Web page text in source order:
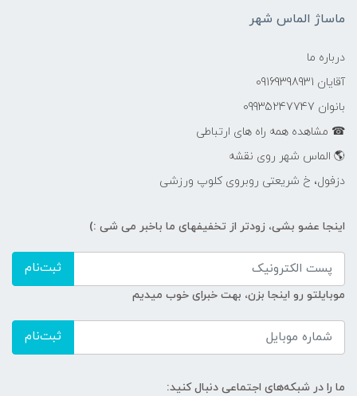
ماساژ الماس شهر
درباره ما
آقایان 09169398931
بانوان 09935247747
☎ مشاهده همه راه های ارتباطی
🌎 الماس شهر روی نقشه
دزفول، خ شریعتی روبروی کلوپ ورزشی
اینجا عضو بشی، زودتر از تخفیفهای ما باخبر می شی :)
ثبت‌نام
موبایلتو رو اینجا بزن، بهت خبرای خوب میدیم
ثبت‌نام
ما را در شبکه‌های اجتماعی دنبال کنید: